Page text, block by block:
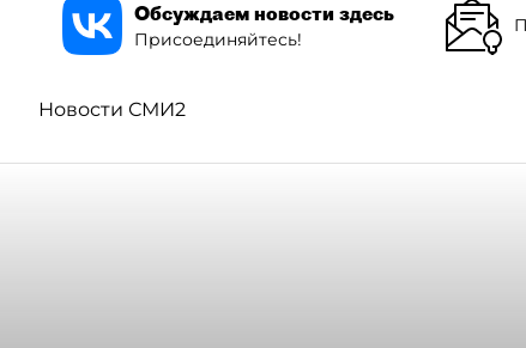
Обсуждаем новости здесь
Присоединяйтесь!
Новости СМИ2